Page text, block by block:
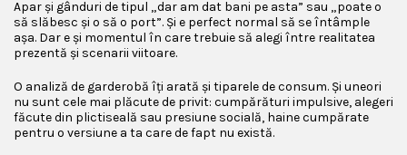
Apar și gânduri de tipul „dar am dat bani pe asta” sau „poate o
să slăbesc și o să o port”. Și e perfect normal să se întâmple
așa. Dar e și momentul în care trebuie să alegi între realitatea
prezentă și scenarii viitoare.
O analiză de garderobă îți arată și tiparele de consum. Și uneori
nu sunt cele mai plăcute de privit: cumpărături impulsive, alegeri
făcute din plictiseală sau presiune socială, haine cumpărate
pentru o versiune a ta care de fapt nu există.